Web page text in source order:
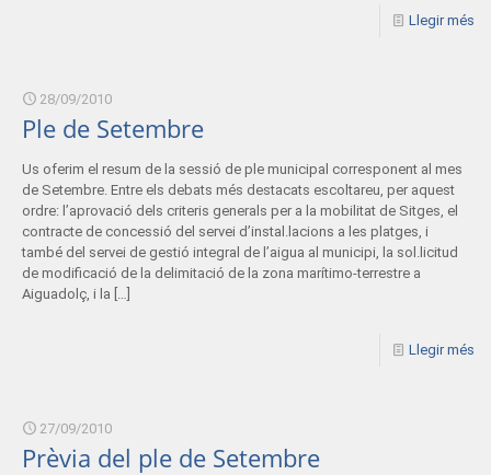
Llegir més
28/09/2010
Ple de Setembre
Us oferim el resum de la sessió de ple municipal corresponent al mes
de Setembre. Entre els debats més destacats escoltareu, per aquest
ordre: l’aprovació dels criteris generals per a la mobilitat de Sitges, el
contracte de concessió del servei d’instal.lacions a les platges, i
també del servei de gestió integral de l’aigua al municipi, la sol.licitud
de modificació de la delimitació de la zona marítimo-terrestre a
Aiguadolç, i la […]
Llegir més
27/09/2010
Prèvia del ple de Setembre